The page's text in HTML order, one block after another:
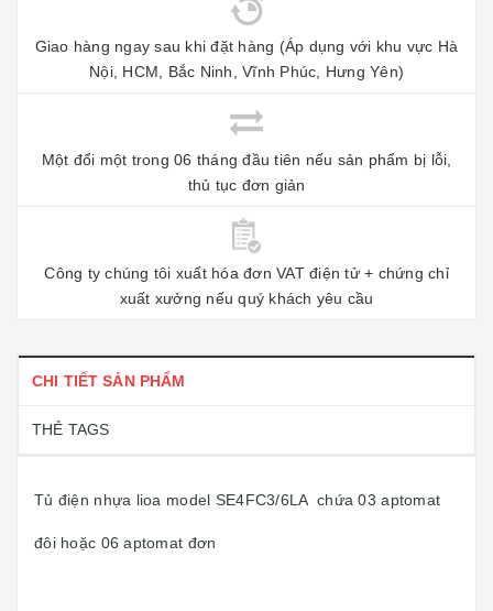
Giao hàng ngay sau khi đặt hàng (Áp dụng với khu vực Hà
Nội, HCM, Bắc Ninh, Vĩnh Phúc, Hưng Yên)
Một đổi một trong 06 tháng đầu tiên nếu sản phẩm bị lỗi,
thủ tục đơn giản
Công ty chúng tôi xuất hóa đơn VAT điện tử + chứng chỉ
xuất xưởng nếu quý khách yêu cầu
CHI TIẾT SẢN PHẨM
THẺ TAGS
Tủ điện nhựa lioa model SE4FC3/6LA chứa 03 aptomat
đôi hoặc 06 aptomat đơn